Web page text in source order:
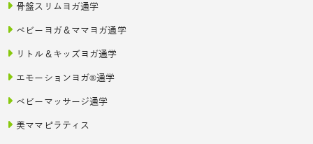
骨盤スリムヨガ通学
ベビーヨガ＆ママヨガ通学
リトル＆キッズヨガ通学
エモーションヨガ®通学
ベビーマッサージ通学
美ママピラティス